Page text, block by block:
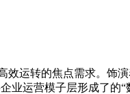
转的焦点需求。饰演
业运营模子层形成了的